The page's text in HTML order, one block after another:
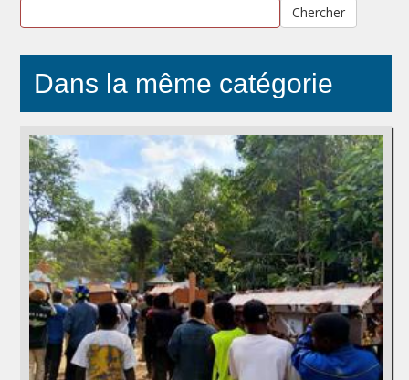
Chercher
Dans la même catégorie